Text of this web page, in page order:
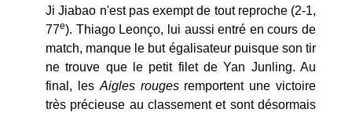
Ji Jiabao n'est pas exempt de tout reproche (2-1,
77e). Thiago Leonço, lui aussi entré en cours de
match, manque le but égalisateur puisque son tir
ne trouve que le petit filet de Yan Junling. Au
final, les Aigles rougesremportent une victoire
très précieuse au classement et sont désormais